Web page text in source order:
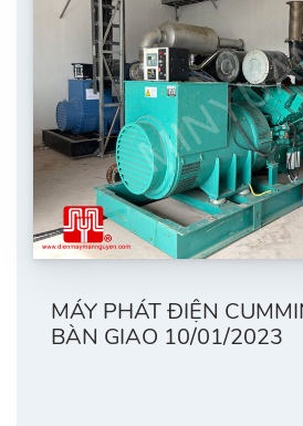
MÁY PHÁT ĐIỆN
BÀN GIAO 10/01/2023